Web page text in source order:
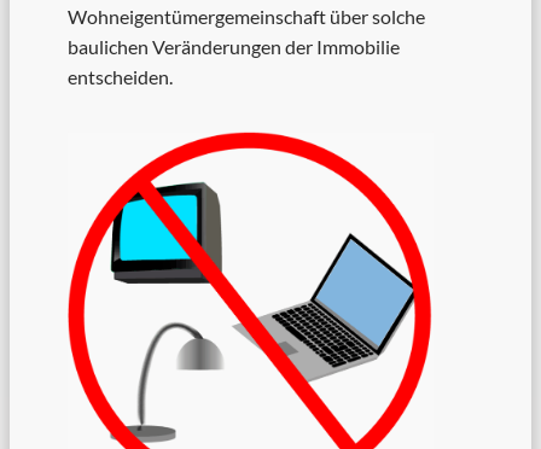
Wohneigentümergemeinschaft über solche
baulichen Veränderungen der Immobilie
entscheiden.